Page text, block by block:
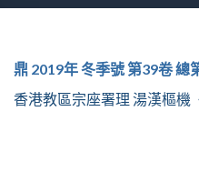
鼎 2019年 冬季號 第39卷 總
香港教區宗座署理 湯漢樞機